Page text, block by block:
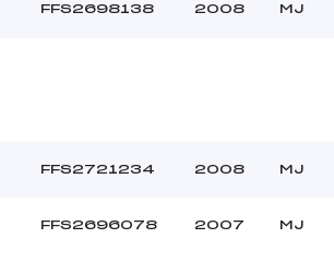
FFS2698138 2008 MJ
FFS2721234 2008 MJ
FFS2696078 2007 MJ